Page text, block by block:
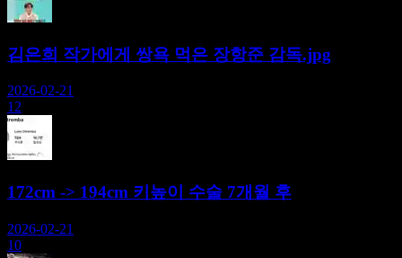
김은희 작가에게 쌍욕 먹은 장항준 감독.jpg
2026-02-21
12
172cm -> 194cm 키높이 수술 7개월 후
2026-02-21
10